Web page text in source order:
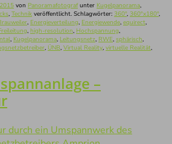
von Panoramafotografunter Kugelpanorama,
, Technik veröffentlicht. Schlagwörter: 360°, 360°x180°,
, Energieverteilung, Energiewende, equirect,
, high-resolution, Hochspannung,
, Kugelpanorama, Leitungsnetz, RWE, sphärisch,
, ÜNB, Virtual Reality, virtuelle Realität,
–